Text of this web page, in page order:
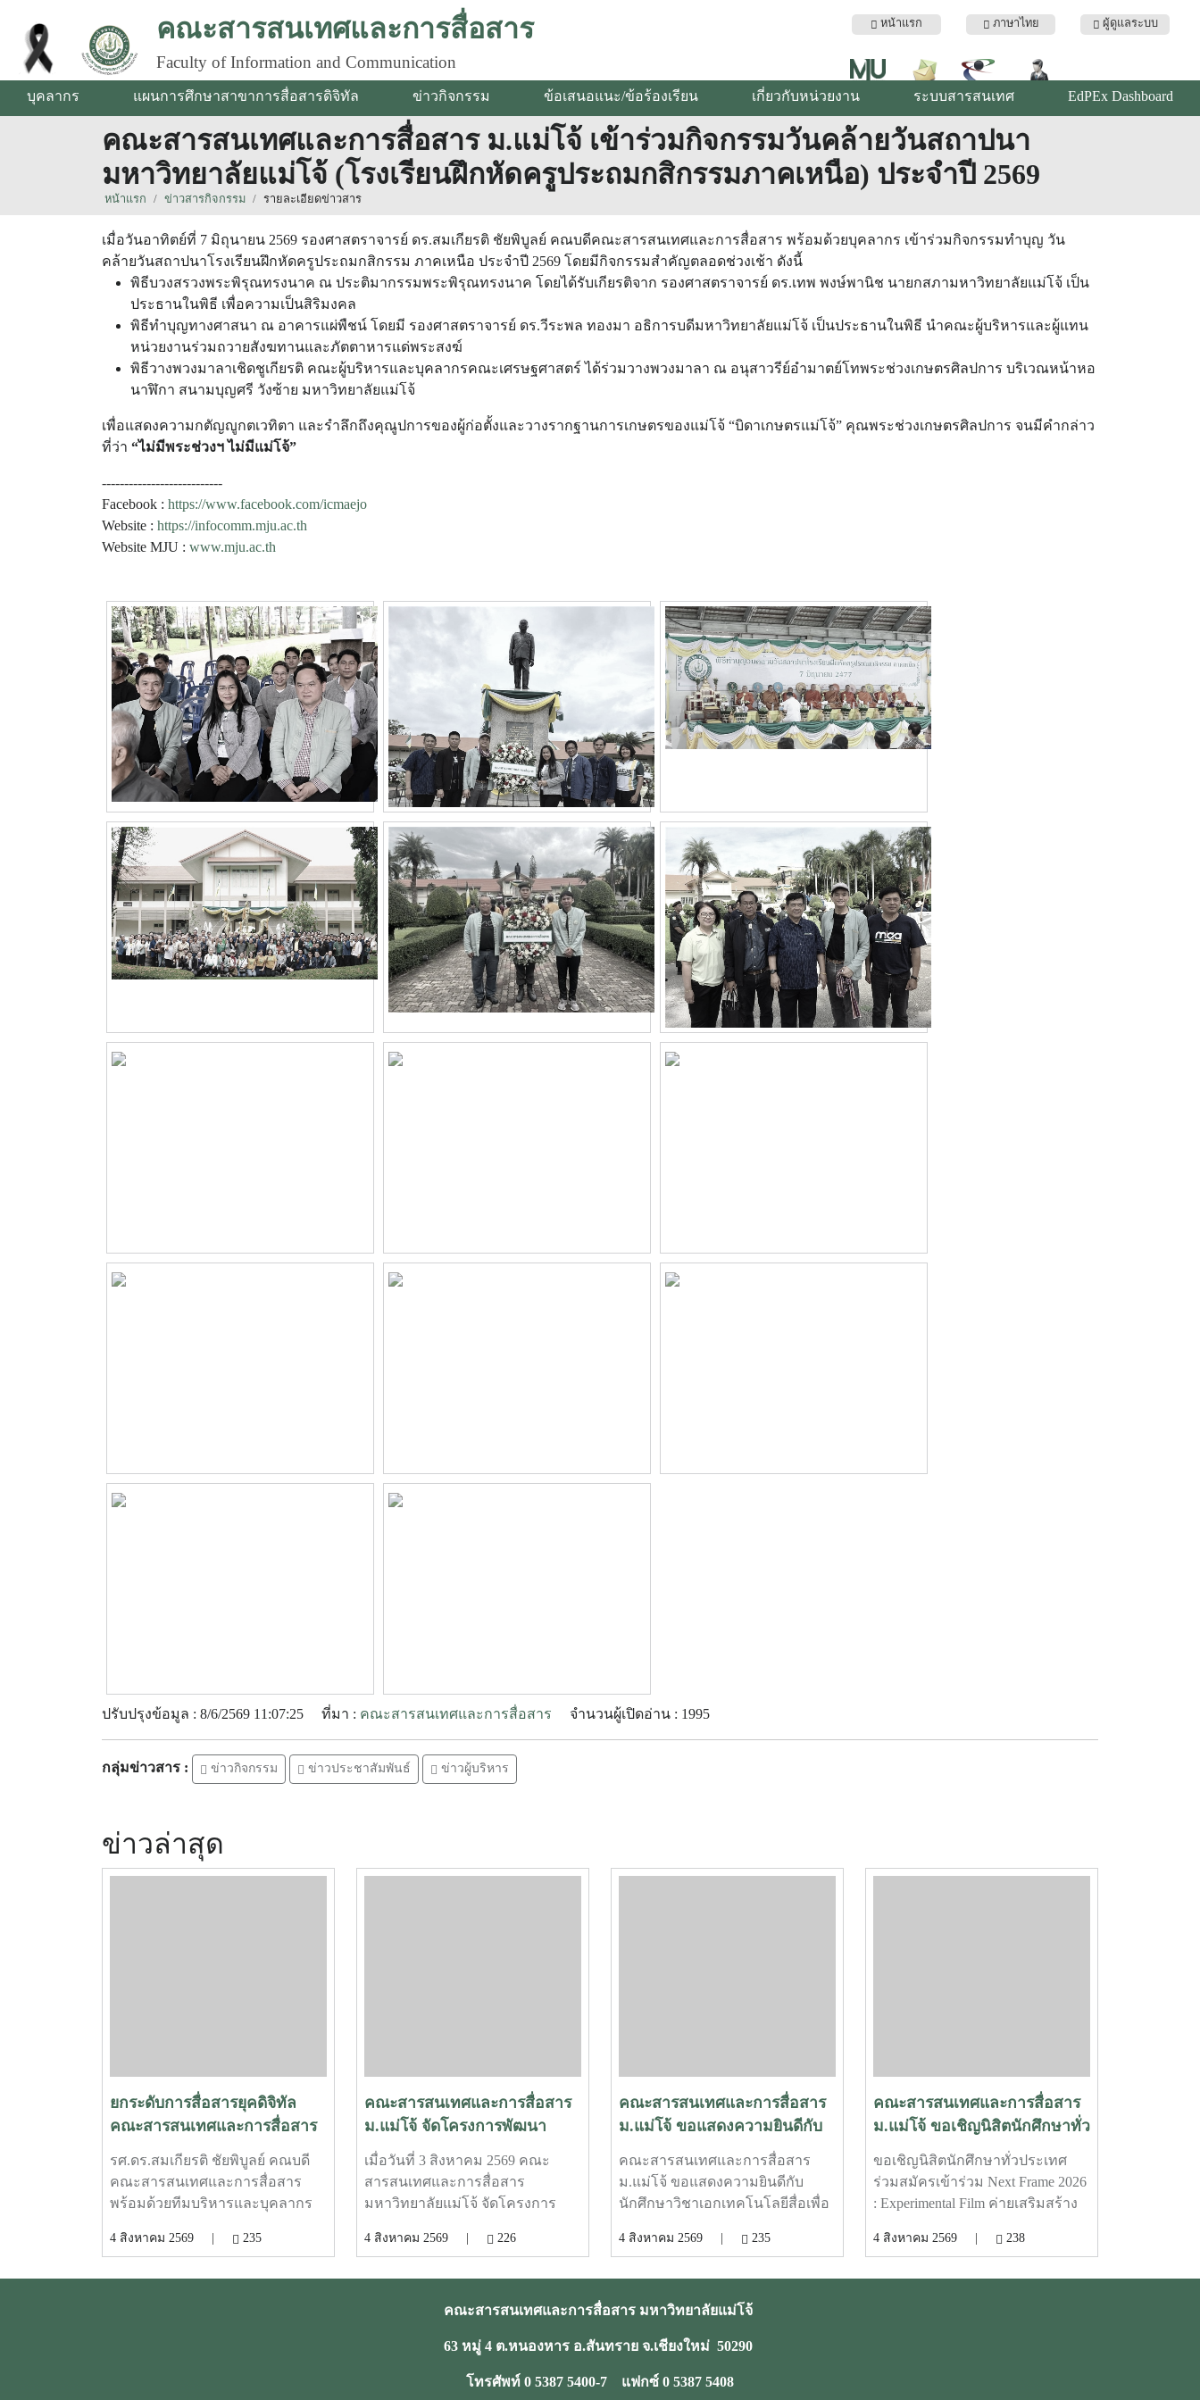
หน้าแรก ภาษาไทย ผู้ดูแลระบบ
คณะสารสนเทศและการสื่อสาร
Faculty of Information and Communication
บุคลากร แผนการศึกษาสาขาการสื่อสารดิจิทัล ข่าวกิจกรรม ข้อเสนอแนะ/ข้อร้องเรียน เกี่ยวกับหน่วยงาน ระบบสารสนเทศ EdPEx Dashboard
คณะสารสนเทศและการสื่อสาร ม.แม่โจ้ เข้าร่วมกิจกรรมวันคล้ายวันสถาปนา
มหาวิทยาลัยแม่โจ้ (โรงเรียนฝึกหัดครูประถมกสิกรรมภาคเหนือ) ประจำปี 2569
หน้าแรก ข่าวสารกิจกรรม รายละเอียดข่าวสาร
เมื่อวันอาทิตย์ที่ 7 มิถุนายน 2569 รองศาสตราจารย์ ดร.สมเกียรติ ชัยพิบูลย์ คณบดีคณะสารสนเทศและการสื่อสาร พร้อมด้วยบุคลากร เข้าร่วมกิจกรรมทำบุญ วัน
คล้ายวันสถาปนาโรงเรียนฝึกหัดครูประถมกสิกรรม ภาคเหนือ ประจำปี 2569 โดยมีกิจกรรมสำคัญตลอดช่วงเช้า ดังนี้
พิธีบวงสรวงพระพิรุณทรงนาค ณ ประติมากรรมพระพิรุณทรงนาค โดยได้รับเกียรติจาก รองศาสตราจารย์ ดร.เทพ พงษ์พานิช นายกสภามหาวิทยาลัยแม่โจ้ เป็น
ประธานในพิธี เพื่อความเป็นสิริมงคล
พิธีทำบุญทางศาสนา ณ อาคารแผ่พืชน์ โดยมี รองศาสตราจารย์ ดร.วีระพล ทองมา อธิการบดีมหาวิทยาลัยแม่โจ้ เป็นประธานในพิธี นำคณะผู้บริหารและผู้แทน
หน่วยงานร่วมถวายสังฆทานและภัตตาหารแด่พระสงฆ์
พิธีวางพวงมาลาเชิดชูเกียรติ คณะผู้บริหารและบุคลากรคณะเศรษฐศาสตร์ ได้ร่วมวางพวงมาลา ณ อนุสาวรีย์อำมาตย์โทพระช่วงเกษตรศิลปการ บริเวณหน้าหอ
นาฬิกา สนามบุญศรี วังซ้าย มหาวิทยาลัยแม่โจ้
เพื่อแสดงความกตัญญูกตเวทิตา และรำลึกถึงคุณูปการของผู้ก่อตั้งและวางรากฐานการเกษตรของแม่โจ้ “บิดาเกษตรแม่โจ้” คุณพระช่วงเกษตรศิลปการ จนมีคำกล่าว
ที่ว่า “ไม่มีพระช่วงฯ ไม่มีแม่โจ้”
---------------------------
Facebook : https://www.facebook.com/icmaejo
Website : https://infocomm.mju.ac.th
Website MJU : www.mju.ac.th
ปรับปรุงข้อมูล : 8/6/2569 11:07:25 ที่มา : คณะสารสนเทศและการสื่อสาร จำนวนผู้เปิดอ่าน : 1995
กลุ่มข่าวสาร : ข่าวกิจกรรม ข่าวประชาสัมพันธ์ ข่าวผู้บริหาร
ข่าวล่าสุด
ยกระดับการสื่อสารยุคดิจิทัล
คณะสารสนเทศและการสื่อสาร
ทดสอบความพร้อม Smart
รศ.ดร.สมเกียรติ ชัยพิบูลย์ คณบดี
คณะสารสนเทศและการสื่อสาร
พร้อมด้วยทีมบริหารและบุคลากร
ความเรียบร้อยและทดสอบระบบ
4 สิงหาคม 2569 | 235
คณะสารสนเทศและการสื่อสาร
ม.แม่โจ้ จัดโครงการพัฒนา
ศักยภาพบุคลากร ในหัวข้อ
SIPOC Model เพื่อการพัฒนา
งานสู่ EdPEx
เมื่อวันที่ 3 สิงหาคม 2569 คณะ
สารสนเทศและการสื่อสาร
มหาวิทยาลัยแม่โจ้ จัดโครงการ
SIPOC Model เพื่อการพัฒนางานสู่
ฝ่ายวิจัย บริการวิชาการ และ
และนำสู่การ workshop ให้บุคลากร
สายสนับสนุนในคณะทุกคนได้ทำ
4 สิงหาคม 2569 | 226
คณะสารสนเทศและการสื่อสาร
ม.แม่โจ้ ขอแสดงความยินดีกับ
“กฤตกมล โสมโสดา” ผ่านเข้า
รอบ SDOC BKK PITCH:
THAI STUDENT
คณะสารสนเทศและการสื่อสาร
ม.แม่โจ้ ขอแสดงความยินดีกับ
นักศึกษาวิชาเอกเทคโนโลยีสื่อเพื่อ
ฤตกมล โสมโสดา จากโครงการ
คัดเลือกเป็น 1 ใน 15 ทีม เข้าร่วม
THAI STUDENT ผู้ผ่านการคัด
เลือกจะได้เข้าร่วมเวิร์กชอปพัฒนา
4 สิงหาคม 2569 | 235
คณะสารสนเทศและการสื่อสาร
ม.แม่โจ้ ขอเชิญนิสิตนักศึกษาทั่ว
ประเทศ ร่วมสมัครเข้าร่วม Next
Frame 2026 : Experimental
Film ค่ายเสริมสร้างความ
ภาพยนตร์ทดลอง
ขอเชิญนิสิตนักศึกษาทั่วประเทศ
ร่วมสมัครเข้าร่วม Next Frame 2026
: Experimental Film ค่ายเสริมสร้าง
ภาพยนตร์ทดลอง ที่จะพาคุณเปิด
4 สิงหาคม 2569 | 238
คณะสารสนเทศและการสื่อสาร มหาวิทยาลัยแม่โจ้
63 หมู่ 4 ต.หนองหาร อ.สันทราย จ.เชียงใหม่ 50290
โทรศัพท์ 0 5387 5400-7 แฟกซ์ 0 5387 5408